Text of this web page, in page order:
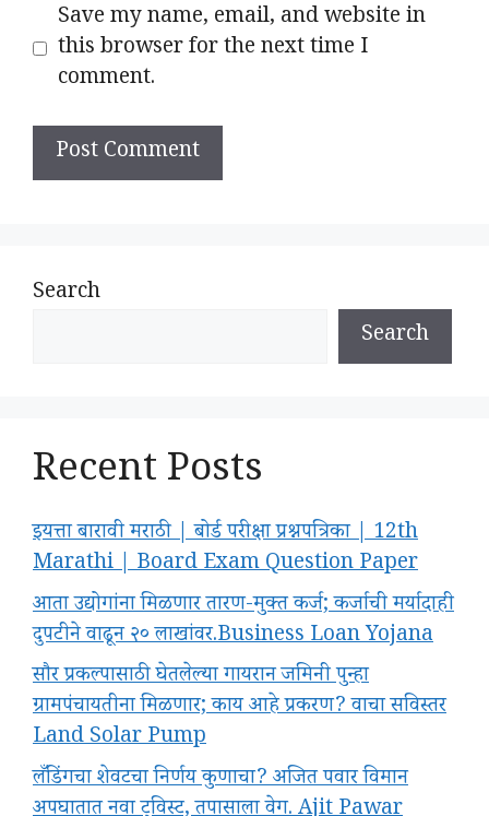
Save my name, email, and website in
this browser for the next time I
comment.
Search
Search
Recent Posts
इयत्ता बारावी मराठी | बोर्ड परीक्षा प्रश्नपत्रिका | 12th
Marathi | Board Exam Question Paper
आता उद्योगांना मिळणार तारण-मुक्त कर्ज; कर्जाची मर्यादाही
दुपटीने वाढून २० लाखांवर.Business Loan Yojana
सौर प्रकल्पासाठी घेतलेल्या गायरान जमिनी पुन्हा
ग्रामपंचायतीना मिळणार; काय आहे प्रकरण? वाचा सविस्तर
Land Solar Pump
लँडिंगचा शेवटचा निर्णय कुणाचा? अजित पवार विमान